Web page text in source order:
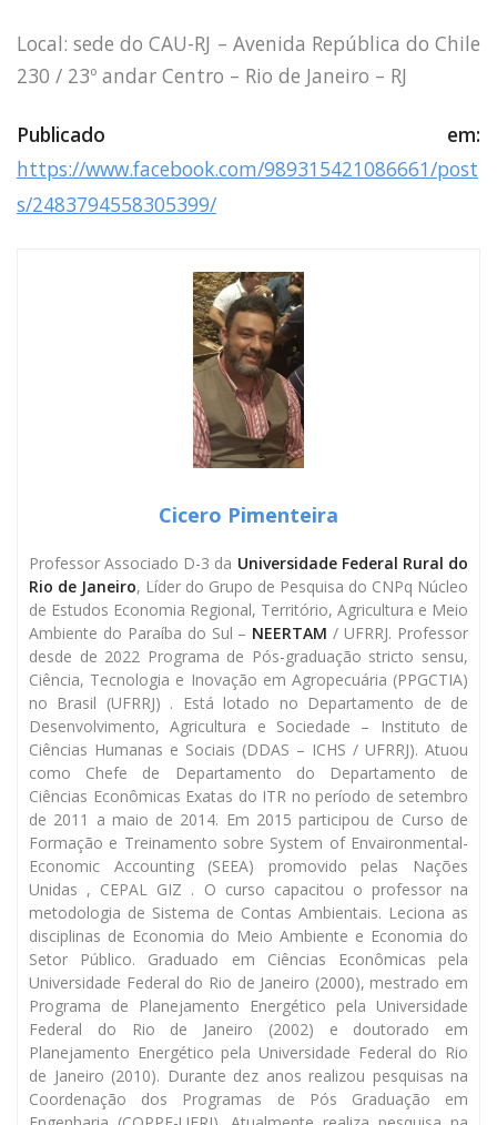
Local: sede do CAU-RJ – Avenida República do Chile
230 / 23º andar Centro – Rio de Janeiro – RJ
Publicado em:
https://www.facebook.com/989315421086661/post
s/2483794558305399/
Cicero Pimenteira
Professor Associado D-3 da Universidade Federal Rural do
Rio de Janeiro, Líder do Grupo de Pesquisa do CNPq Núcleo
de Estudos Economia Regional, Território, Agricultura e Meio
Ambiente do Paraíba do Sul – NEERTAM / UFRRJ. Professor
desde de 2022 Programa de Pós-graduação stricto sensu,
Ciência, Tecnologia e Inovação em Agropecuária (PPGCTIA)
no Brasil (UFRRJ) . Está lotado no Departamento de de
Desenvolvimento, Agricultura e Sociedade – Instituto de
Ciências Humanas e Sociais (DDAS – ICHS / UFRRJ). Atuou
como Chefe de Departamento do Departamento de
Ciências Econômicas Exatas do ITR no período de setembro
de 2011 a maio de 2014. Em 2015 participou de Curso de
Formação e Treinamento sobre System of Envaironmental-
Economic Accounting (SEEA) promovido pelas Nações
Unidas , CEPAL GIZ . O curso capacitou o professor na
metodologia de Sistema de Contas Ambientais. Leciona as
disciplinas de Economia do Meio Ambiente e Economia do
Setor Público. Graduado em Ciências Econômicas pela
Universidade Federal do Rio de Janeiro (2000), mestrado em
Programa de Planejamento Energético pela Universidade
Federal do Rio de Janeiro (2002) e doutorado em
Planejamento Energético pela Universidade Federal do Rio
de Janeiro (2010). Durante dez anos realizou pesquisas na
Coordenação dos Programas de Pós Graduação em